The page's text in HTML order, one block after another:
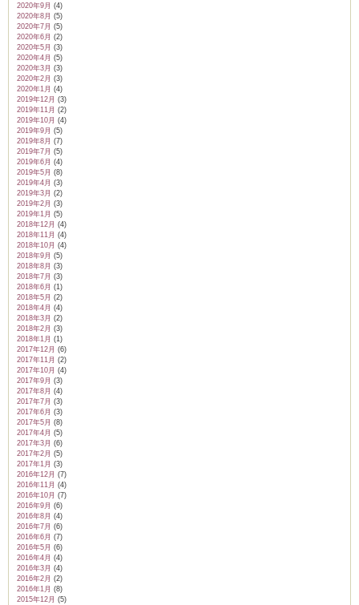
2020年9月 (4)
2020年8月 (5)
2020年7月 (5)
2020年6月 (2)
2020年5月 (3)
2020年4月 (5)
2020年3月 (3)
2020年2月 (3)
2020年1月 (4)
2019年12月 (3)
2019年11月 (2)
2019年10月 (4)
2019年9月 (5)
2019年8月 (7)
2019年7月 (5)
2019年6月 (4)
2019年5月 (8)
2019年4月 (3)
2019年3月 (2)
2019年2月 (3)
2019年1月 (5)
2018年12月 (4)
2018年11月 (4)
2018年10月 (4)
2018年9月 (5)
2018年8月 (3)
2018年7月 (3)
2018年6月 (1)
2018年5月 (2)
2018年4月 (4)
2018年3月 (2)
2018年2月 (3)
2018年1月 (1)
2017年12月 (6)
2017年11月 (2)
2017年10月 (4)
2017年9月 (3)
2017年8月 (4)
2017年7月 (3)
2017年6月 (3)
2017年5月 (8)
2017年4月 (5)
2017年3月 (6)
2017年2月 (5)
2017年1月 (3)
2016年12月 (7)
2016年11月 (4)
2016年10月 (7)
2016年9月 (6)
2016年8月 (4)
2016年7月 (6)
2016年6月 (7)
2016年5月 (6)
2016年4月 (4)
2016年3月 (4)
2016年2月 (2)
2016年1月 (8)
2015年12月 (5)